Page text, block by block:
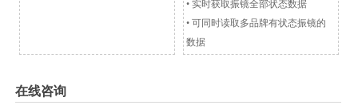
• 实时获取振镜全部状态数据
• 可同时读取多品牌有状态振镜的
数据
在线咨询